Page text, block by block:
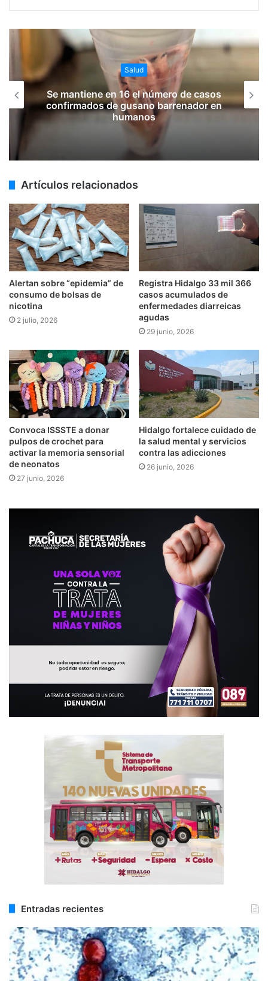
Salud
Se mantiene en 16 el número de casos
confirmados de gusano barrenador en
humanos
Artículos relacionados
Alertan sobre “epidemia” de
consumo de bolsas de
nicotina
2 julio, 2026
Registra Hidalgo 33 mil 366
casos acumulados de
enfermedades diarreicas
agudas
29 junio, 2026
Convoca ISSSTE a donar
pulpos de crochet para
activar la memoria sensorial
de neonatos
27 junio, 2026
Hidalgo fortalece cuidado de
la salud mental y servicios
contra las adicciones
26 junio, 2026
Entradas recientes